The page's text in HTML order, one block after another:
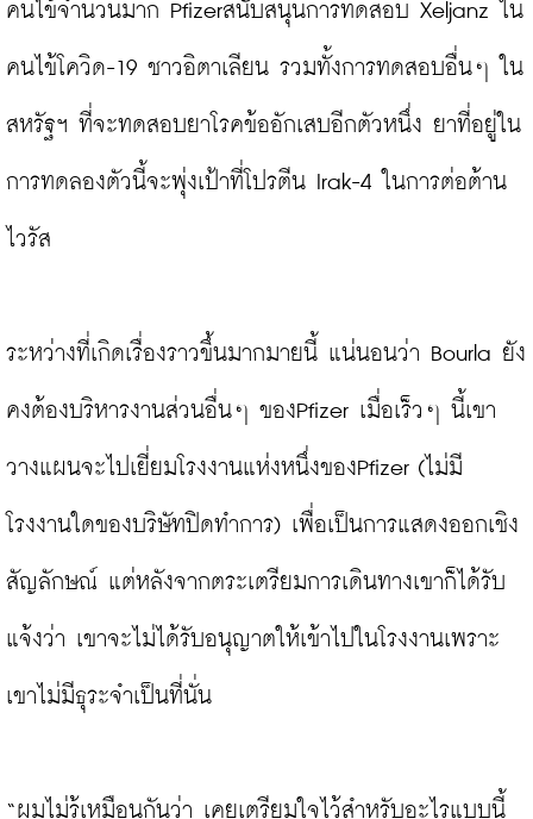
คนไข้จำนวนมาก Pfizerสนับสนุนการทดสอบ Xeljanz ใน
คนไข้โควิด-19 ชาวอิตาเลียน รวมทั้งการทดสอบอื่นๆ ใน
สหรัฐฯ ที่จะทดสอบยาโรคข้ออักเสบอีกตัวหนึ่ง ยาที่อยู่ใน
การทดลองตัวนี้จะพุ่งเป้าที่โปรตีน Irak-4 ในการต่อต้าน
ไวรัส
ระหว่างที่เกิดเรื่องราวขึ้นมากมายนี้ แน่นอนว่า Bourla ยัง
คงต้องบริหารงานส่วนอื่นๆ ของPfizer เมื่อเร็วๆ นี้เขา
วางแผนจะไปเยี่ยมโรงงานแห่งหนึ่งของPfizer (ไม่มี
โรงงานใดของบริษัทปิดทำการ) เพื่อเป็นการแสดงออกเชิง
สัญลักษณ์ แต่หลังจากตระเตรียมการเดินทางเขาก็ได้รับ
แจ้งว่า เขาจะไม่ได้รับอนุญาตให้เข้าไปในโรงงานเพราะ
เขาไม่มีธุระจำเป็นที่นั่น
“ผมไม่รู้เหมือนกันว่า เคยเตรียมใจไว้สำหรับอะไรแบบนี้